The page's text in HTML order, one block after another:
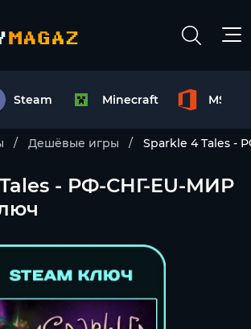
Steam Minecraft MS
Дешёвые игры Sparkle 4 Tales -
- РФ-СНГ-EU-МИР